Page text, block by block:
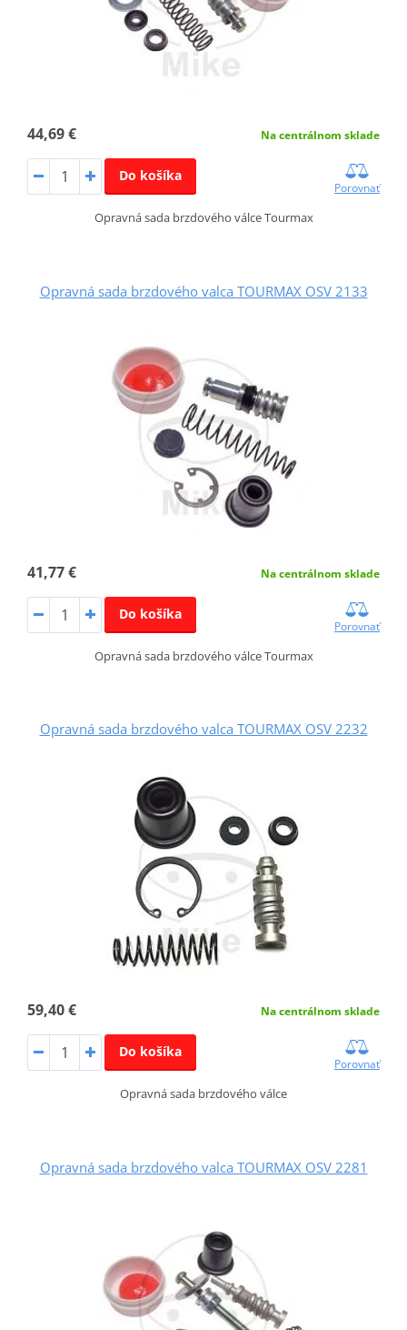
44,69 € Na centrálnom sklade
Do košíka
Porovnať
Opravná sada brzdového válce Tourmax
Opravná sada brzdového valca TOURMAX OSV 2133
41,77 € Na centrálnom sklade
Do košíka
Porovnať
Opravná sada brzdového válce Tourmax
Opravná sada brzdového valca TOURMAX OSV 2232
59,40 € Na centrálnom sklade
Do košíka
Porovnať
Opravná sada brzdového válce
Opravná sada brzdového valca TOURMAX OSV 2281